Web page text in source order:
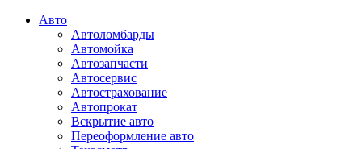
Авто
Автоломбарды
Автомойка
Автозапчасти
Автосервис
Автострахование
Автопрокат
Вскрытие авто
Переоформление авто